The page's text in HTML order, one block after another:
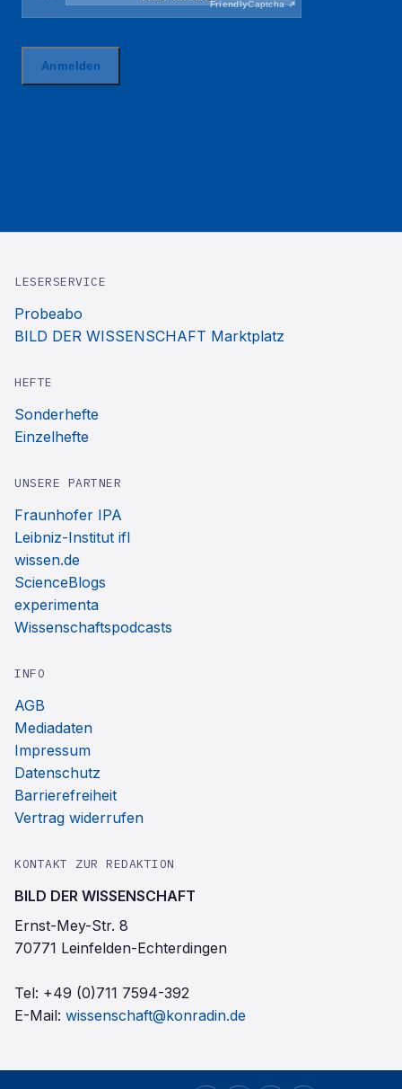
LESERSERVICE
Probeabo
BILD DER WISSENSCHAFT Marktplatz
HEFTE
Sonderhefte
Einzelhefte
UNSERE PARTNER
Fraunhofer IPA
Leibniz-Institut ifl
wissen.de
ScienceBlogs
experimenta
Wissenschaftspodcasts
INFO
AGB
Mediadaten
Impressum
Datenschutz
Barrierefreiheit
Vertrag widerrufen
KONTAKT ZUR REDAKTION
BILD DER WISSENSCHAFT
Ernst-Mey-Str. 8
70771 Leinfelden-Echterdingen
Tel: +49 (0)711 7594-392
E-Mail: wissenschaft@konradin.de